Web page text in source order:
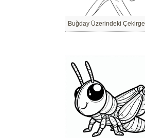
Buğday Üzerindeki Çekirge